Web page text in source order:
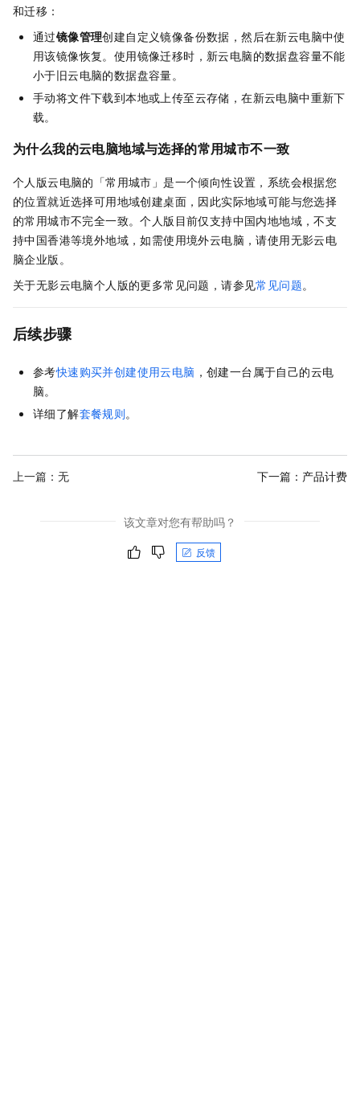
和迁移：
通过镜像管理创建自定义镜像备份数据，然后在新云电脑中使
用该镜像恢复。使用镜像迁移时，新云电脑的数据盘容量不能
小于旧云电脑的数据盘容量。
手动将文件下载到本地或上传至云存储，在新云电脑中重新下
载。
为什么我的云电脑地域与选择的常用城市不一致
个人版云电脑的「常用城市」是一个倾向性设置，系统会根据您
的位置就近选择可用地域创建桌面，因此实际地域可能与您选择
的常用城市不完全一致。个人版目前仅支持中国内地地域，不支
持中国香港等境外地域，如需使用境外云电脑，请使用无影云电
脑企业版。
关于无影云电脑个人版的更多常见问题，请参见常见问题。
后续步骤
参考快速购买并创建使用云电脑 ，创建一台属于自己的云电
脑。
详细了解套餐规则。
上一篇：无 下一篇： 产品计费
该文章对您有帮助吗？
反馈